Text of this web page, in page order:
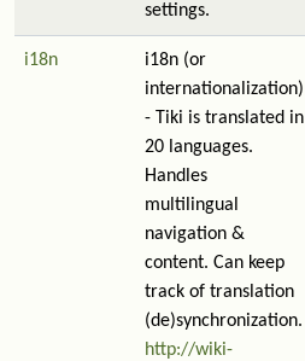
settings.
i18n
i18n (or
internationalization)
- Tiki is translated in
20 languages.
Handles
multilingual
navigation &
content. Can keep
track of translation
(de)synchronization.
http://wiki-